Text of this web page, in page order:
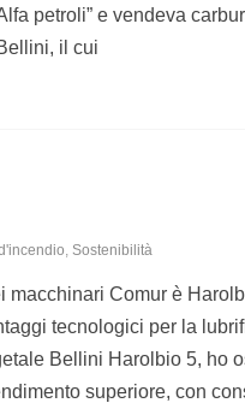
petroli” e vendeva
il cui
Sostenibilità
Comur è
tecnologici per la
Bellini Harolbio 5, ho
superiore, con